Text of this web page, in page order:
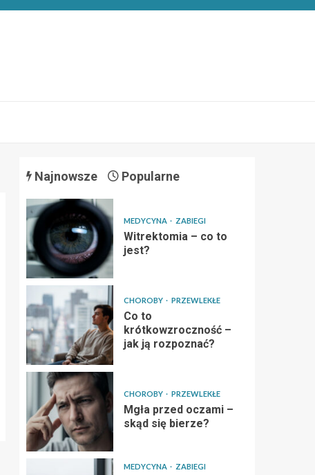
Najnowsze Popularne
MEDYCYNA ZABIEGI
Witrektomia – co to
jest?
CHOROBY PRZEWLEKŁE
Co to
krótkowzroczność –
jak ją rozpoznać?
CHOROBY PRZEWLEKŁE
Mgła przed oczami –
skąd się bierze?
MEDYCYNA ZABIEGI